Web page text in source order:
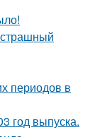
периодов в
год выпуска.